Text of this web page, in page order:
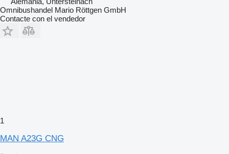
Omnibushandel Mario Röttgen GmbH
Contacte con el vendedor
1
MAN A23G CNG